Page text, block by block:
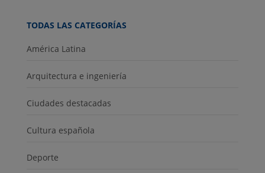
TODAS LAS CATEGORÍAS
América Latina
Arquitectura e ingeniería
Ciudades destacadas
Cultura española
Deporte